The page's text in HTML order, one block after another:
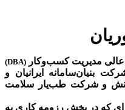
کسب‌و‌کار(DBA)
ایرانیان و
طب‌یار سلامت
بخش رزومه کاری به